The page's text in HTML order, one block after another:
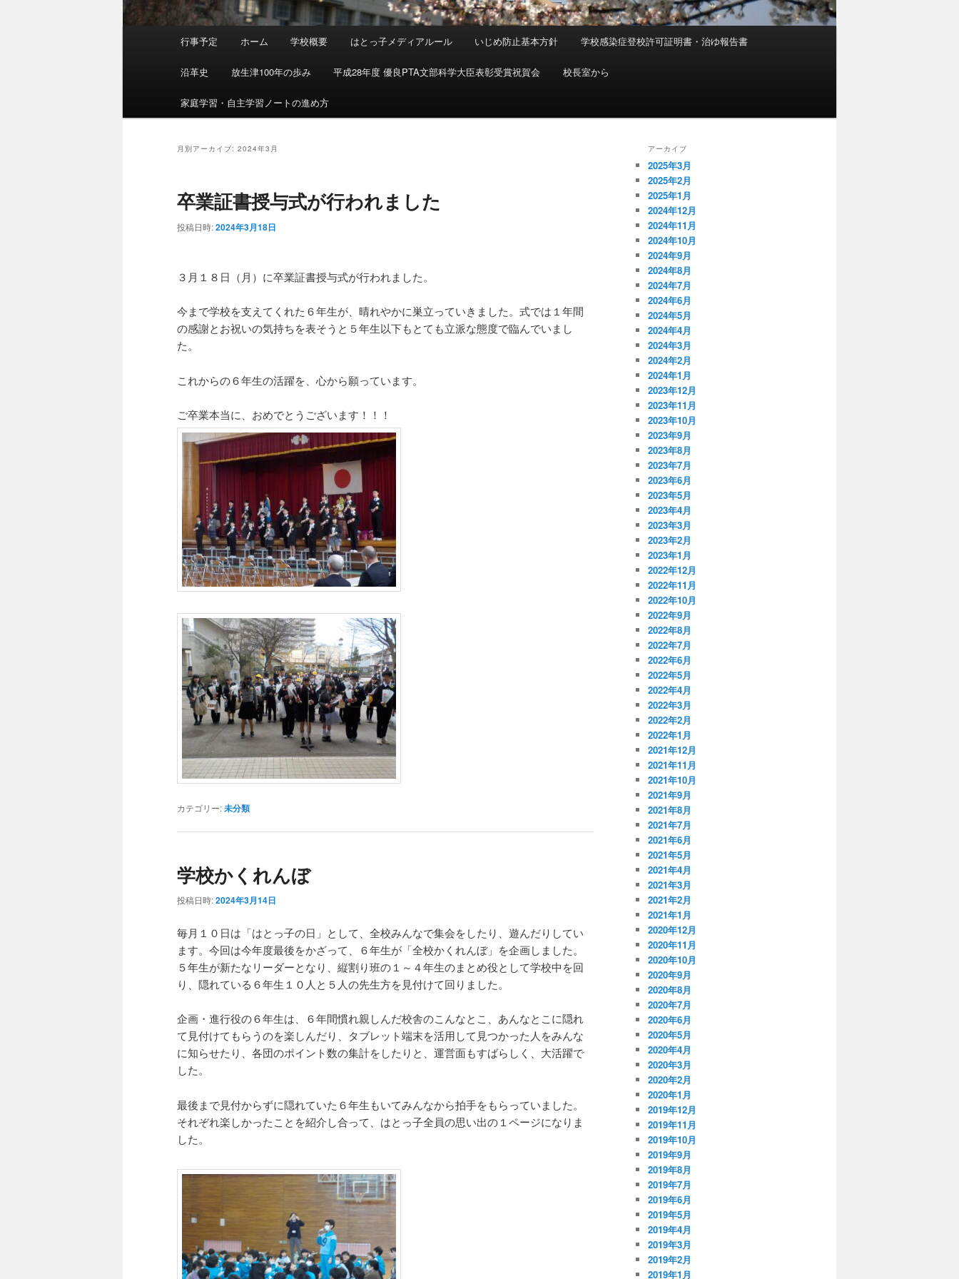
ュ
行事予定 ホーム 学校概要 はとっ子メディアルール いじめ防止基本方針 学校感染症登校許可証明書・治ゆ報告書
沿革史 放生津100年の歩み 平成28年度 優良PTA文部科学大臣表彰受賞祝賀会 校長室から
家庭学習・自主学習ノートの進め方
月別アーカイブ: 2024年3月
卒業証書授与式が行われました
投稿日時:2024年3月18日
３月１８日（月）に卒業証書授与式が行われました。
今まで学校を支えてくれた６年生が、晴れやかに巣立っていきました。式では１年間
の感謝とお祝いの気持ちを表そうと５年生以下もとても立派な態度で臨んでいまし
た。
これからの６年生の活躍を、心から願っています。
ご卒業本当に、おめでとうございます！！！
カテゴリー:未分類
学校かくれんぼ
投稿日時:2024年3月14日
毎月１０日は「はとっ子の日」として、全校みんなで集会をしたり、遊んだりしてい
ます。今回は今年度最後をかざって、６年生が「全校かくれんぼ」を企画しました。
５年生が新たなリーダーとなり、縦割り班の１～４年生のまとめ役として学校中を回
り、隠れている６年生１０人と５人の先生方を見付けて回りました。
企画・進行役の６年生は、６年間慣れ親しんだ校舎のこんなとこ、あんなとこに隠れ
て見付けてもらうのを楽しんだり、タブレット端末を活用して見つかった人をみんな
に知らせたり、各団のポイント数の集計をしたりと、運営面もすばらしく、大活躍で
した。
最後まで見付からずに隠れていた６年生もいてみんなから拍手をもらっていました。
それぞれ楽しかったことを紹介し合って、はとっ子全員の思い出の１ページになりま
した。
アーカイブ
2025年3月
2025年2月
2025年1月
2024年12月
2024年11月
2024年10月
2024年9月
2024年8月
2024年7月
2024年6月
2024年5月
2024年4月
2024年3月
2024年2月
2024年1月
2023年12月
2023年11月
2023年10月
2023年9月
2023年8月
2023年7月
2023年6月
2023年5月
2023年4月
2023年3月
2023年2月
2023年1月
2022年12月
2022年11月
2022年10月
2022年9月
2022年8月
2022年7月
2022年6月
2022年5月
2022年4月
2022年3月
2022年2月
2022年1月
2021年12月
2021年11月
2021年10月
2021年9月
2021年8月
2021年7月
2021年6月
2021年5月
2021年4月
2021年3月
2021年2月
2021年1月
2020年12月
2020年11月
2020年10月
2020年9月
2020年8月
2020年7月
2020年6月
2020年5月
2020年4月
2020年3月
2020年2月
2020年1月
2019年12月
2019年11月
2019年10月
2019年9月
2019年8月
2019年7月
2019年6月
2019年5月
2019年4月
2019年3月
2019年2月
2019年1月